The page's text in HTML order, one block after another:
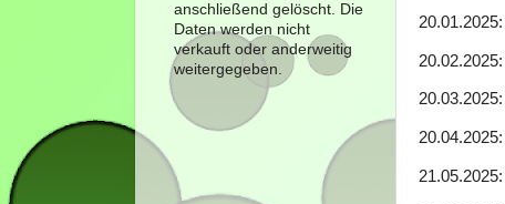
anschließend gelöscht. Die
Daten werden nicht
verkauft oder anderweitig
weitergegeben.